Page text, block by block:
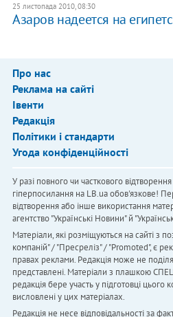
25 листопада 2010, 08:30
Азаров надеется на
Про нас
Реклама на сайті
Івенти
Редакція
Політики і стандарти
Угода конфіденційності
У разі повного чи часткового
гіперпосилання на LB.ua обов'язкове!
відтворення або інше використання
агентство "Українськi Новини" й
Матеріали, які розміщуються на сайті з
компаній" / "Пресреліз" / "Promoted", є
правах реклами. Редакція може не
представлені. Матеріали з плашкою
редакція бере участь у підготовці цього
висловлені у цих матеріалах.
Редакція не несе відповідальності за